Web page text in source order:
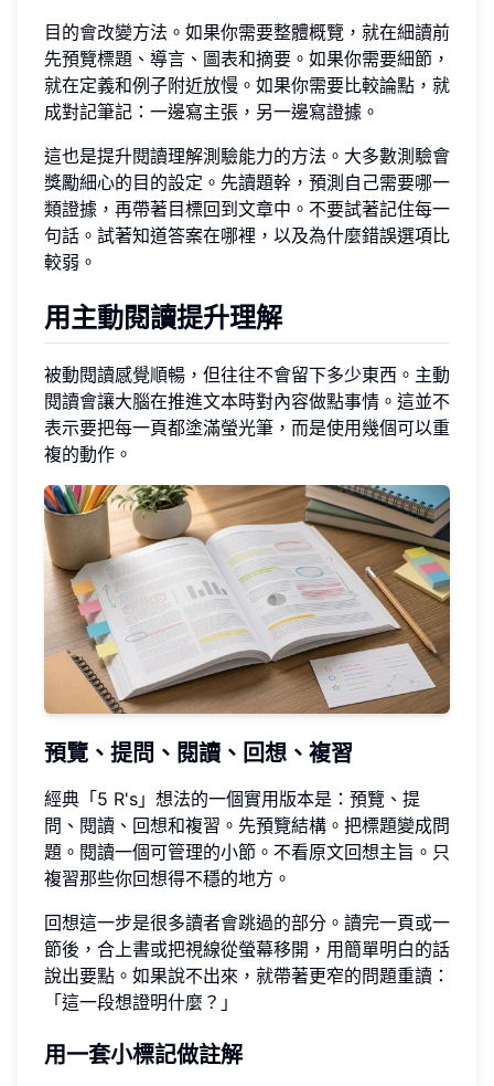
目的會改變方法。如果你需要整體概覽，就在細讀前
先預覽標題、導言、圖表和摘要。如果你需要細節，
就在定義和例子附近放慢。如果你需要比較論點，就
成對記筆記：一邊寫主張，另一邊寫證據。
這也是提升閱讀理解測驗能力的方法。大多數測驗會
獎勵細心的目的設定。先讀題幹，預測自己需要哪一
類證據，再帶著目標回到文章中。不要試著記住每一
句話。試著知道答案在哪裡，以及為什麼錯誤選項比
較弱。
用主動閱讀提升理解
被動閱讀感覺順暢，但往往不會留下多少東西。主動
閱讀會讓大腦在推進文本時對內容做點事情。這並不
表示要把每一頁都塗滿螢光筆，而是使用幾個可以重
複的動作。
預覽、提問、閱讀、回想、複習
經典「5 R's」想法的一個實用版本是：預覽、提
問、閱讀、回想和複習。先預覽結構。把標題變成問
題。閱讀一個可管理的小節。不看原文回想主旨。只
複習那些你回想得不穩的地方。
回想這一步是很多讀者會跳過的部分。讀完一頁或一
節後，合上書或把視線從螢幕移開，用簡單明白的話
說出要點。如果說不出來，就帶著更窄的問題重讀：
「這一段想證明什麼？」
用一套小標記做註解